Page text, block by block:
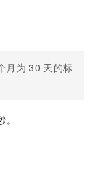
月为 30 天的标